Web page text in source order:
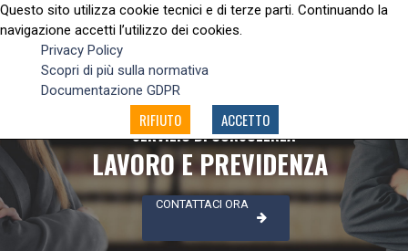
SERVIZIO DI CONSULENZA
LAVORO E PREVIDENZA
CONTATTACI ORA
Questo sito utilizza cookie tecnici e di terze parti. Continuando la
navigazione accetti l’utilizzo dei cookies.
Privacy Policy
Scopri di più sulla normativa
Documentazione GDPR
RIFIUTO ACCETTO